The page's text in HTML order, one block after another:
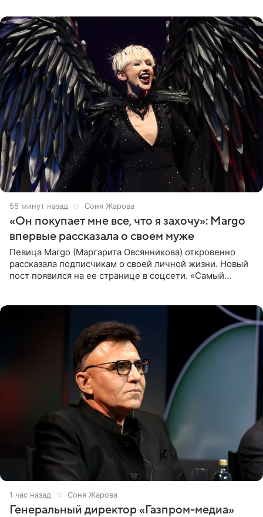
56 минут назад Соня Жарова
«Он покупает мне все, что я захочу»: Margo
впервые рассказала о своем муже
Певица Margo (Маргарита Овсянникова) откровенно
рассказала подписчикам о своей личной жизни. Новый
пост появился на ее странице в соцсети. «Самый
1 час назад Соня Жарова
Генеральный директор «Газпром-медиа»